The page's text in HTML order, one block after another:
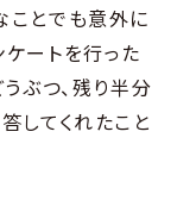
ことでも意外に
ートを行った
ぶつ、残り半分
してくれたこと